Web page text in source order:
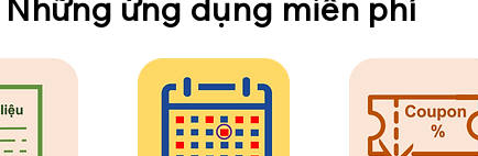
​Những ứng dụng miễn phí